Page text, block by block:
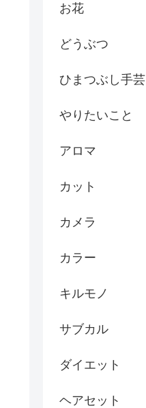
お花
どうぶつ
ひまつぶし手芸
やりたいこと
アロマ
カット
カメラ
カラー
キルモノ
サブカル
ダイエット
ヘアセット